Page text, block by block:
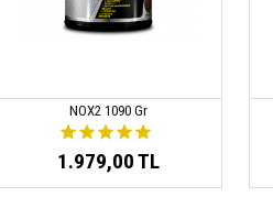
NOX2 1090 Gr
1.979,00 TL